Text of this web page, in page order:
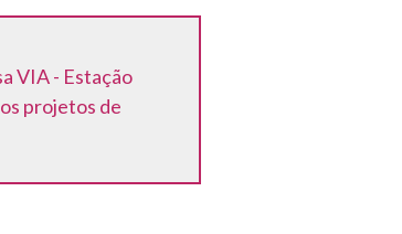
VIA - Estação
projetos de